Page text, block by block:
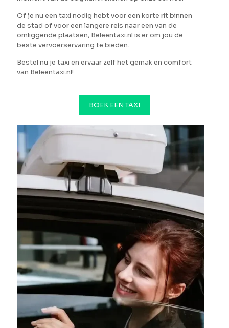
Of je nu een taxi nodig hebt voor een korte rit binnen
de stad of voor een langere reis naar een van de
omliggende plaatsen, Beleentaxi.nl is er om jou de
beste vervoerservaring te bieden.
Bestel nu je taxi en ervaar zelf het gemak en comfort
van Beleentaxi.nl!
BOEK EEN TAXI